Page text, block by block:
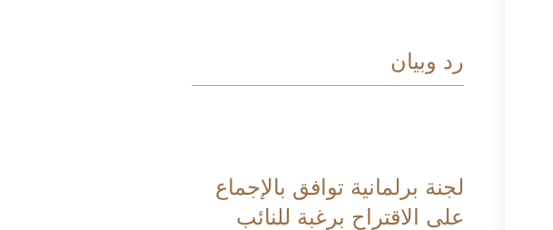
رد وبيان
لجنة برلمانية توافق بالإجماع
على الاقتراح برغبة للنائب